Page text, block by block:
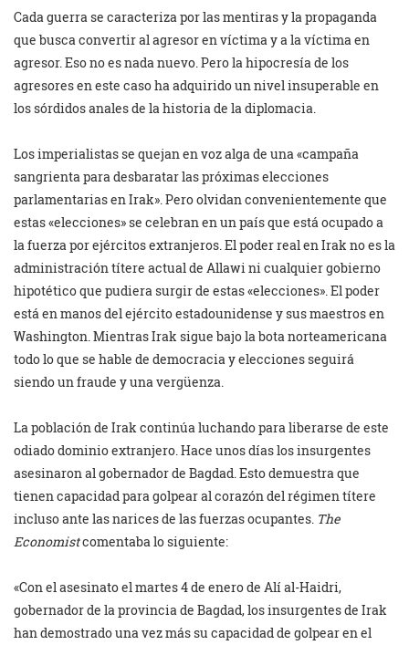
Cada guerra se caracteriza por las mentiras y la propaganda
que busca convertir al agresor en víctima y a la víctima en
agresor. Eso no es nada nuevo. Pero la hipocresía de los
agresores en este caso ha adquirido un nivel insuperable en
los sórdidos anales de la historia de la diplomacia.
Los imperialistas se quejan en voz alga de una «campaña
sangrienta para desbaratar las próximas elecciones
parlamentarias en Irak». Pero olvidan convenientemente que
estas «elecciones» se celebran en un país que está ocupado a
la fuerza por ejércitos extranjeros. El poder real en Irak no es la
administración títere actual de Allawi ni cualquier gobierno
hipotético que pudiera surgir de estas «elecciones». El poder
está en manos del ejército estadounidense y sus maestros en
Washington. Mientras Irak sigue bajo la bota norteamericana
todo lo que se hable de democracia y elecciones seguirá
siendo un fraude y una vergüenza.
La población de Irak continúa luchando para liberarse de este
odiado dominio extranjero. Hace unos días los insurgentes
asesinaron al gobernador de Bagdad. Esto demuestra que
tienen capacidad para golpear al corazón del régimen títere
incluso ante las narices de las fuerzas ocupantes. The
Economistcomentaba lo siguiente:
«Con el asesinato el martes 4 de enero de Alí al-Haidri,
gobernador de la provincia de Bagdad, los insurgentes de Irak
han demostrado una vez más su capacidad de golpear en el